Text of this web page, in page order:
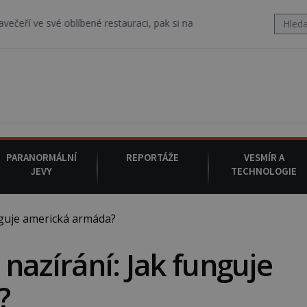
restauraci, pak si na ulici zavolá taxi, nasedne do něj a už
PARANORMÁLNÍ
JEVY
REPORTÁŽE
VESMÍR A
TECHNOLOGIE
americká armáda?
Jak funguje